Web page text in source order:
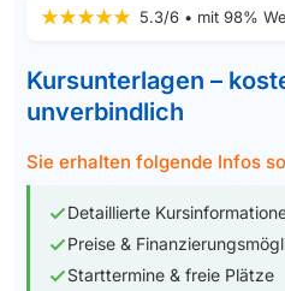
5.3/6 • mit 98%
Kursunterlagen –
unverbindlich
Sie erhalten folgende Infos
Detaillierte
Preise &
Starttermine & freie Plätze